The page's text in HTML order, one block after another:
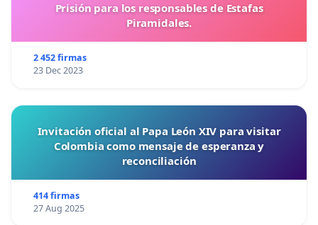
Prisión para los responsables de Estafas
Piramidales.
2 452 firmas
23 Dec 2023
Invitación oficial al Papa León XIV para visitar
Colombia como mensaje de esperanza y
reconciliación
414 firmas
27 Aug 2025